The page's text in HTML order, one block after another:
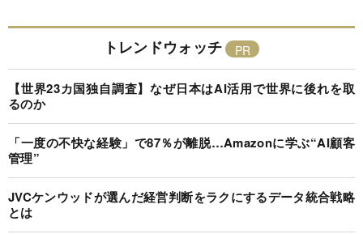
トレンドウォッチ
【世界23カ国独自調査】なぜ日本はAI活用で世界に後れを取
るのか
「一度の不快な経験」で87％が離脱…Amazonに学ぶ“AI顧客
管理”
JVCケンウッドが選んだ経営判断をラクにするデータ統合戦略
とは